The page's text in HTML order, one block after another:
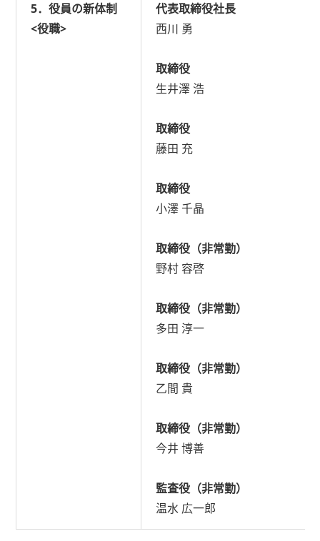
5．役員の新体制
<役職>
代表取締役社長
西川 勇
取締役
生井澤 浩
取締役
藤田 充
取締役
小澤 千晶
取締役（非常勤）
野村 容啓
取締役（非常勤）
多田 淳一
取締役（非常勤）
乙間 貴
取締役（非常勤）
今井 博善
監査役（非常勤）
温水 広一郎